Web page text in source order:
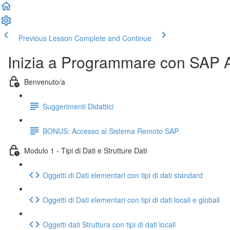
Previous Lesson Complete and Continue
Inizia a Programmare con SAP
Benvenuto/a
Suggerimenti Didattici
BONUS: Accesso al Sistema Remoto SAP
Modulo 1 - Tipi di Dati e Strutture Dati
Oggetti di Dati elementari con tipi di dati standard
Oggetti di Dati elementari con tipi di dati locali e globali
Oggetti dati Struttura con tipi di dati locali